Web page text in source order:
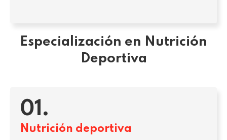
Especialización en Nutrición
Deportiva
01.
Nutrición deportiva